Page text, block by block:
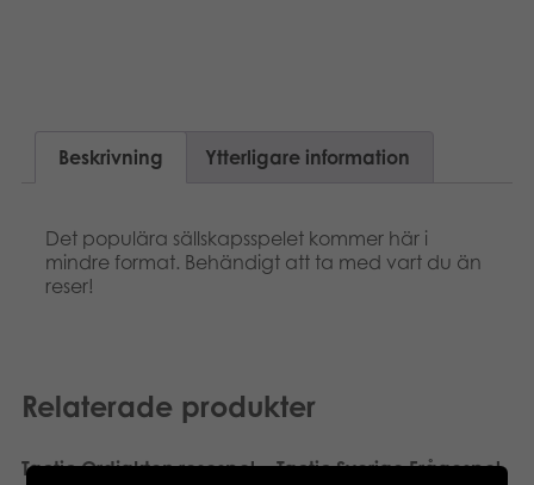
Beskrivning Ytterligare information
Det populära sällskapsspelet kommer här i
mindre format. Behändigt att ta med vart du än
reser!
Relaterade produkter
Tactic Ordjakten resespel Tactic Sverige Frågespel